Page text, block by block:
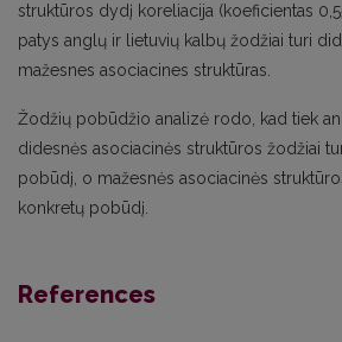
struktūros dydį koreliacija (koeficientas
patys anglų ir lietuvių kalbų žodžiai turi
mažesnes asociacines struktūras.
Žodžių pobūdžio analizė rodo, kad tiek
didesnės asociacinės struktūros žodžiai
pobūdį, o mažesnės asociacinės
konkretų pobūdį.
References